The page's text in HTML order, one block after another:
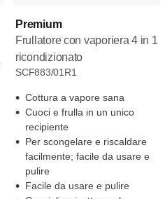
Premium
Frullatore con vaporiera 4 in 1
ricondizionato
SCF883/01R1
Cottura a vapore sana
Cuoci e frulla in un unico
recipiente
Per scongelare e riscaldare
facilmente; facile da usare e
pulire
Facile da usare e pulire